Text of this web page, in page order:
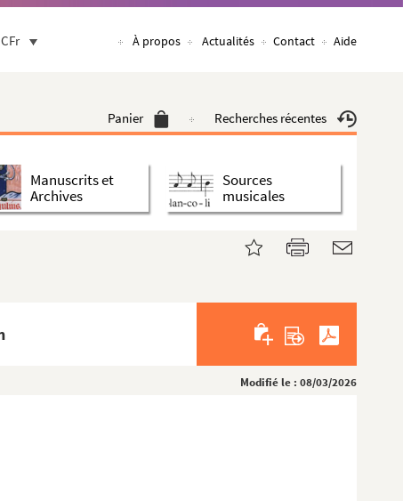
À propos Actualités Contact Aide
Panier Recherches récentes
Manuscrits et
Archives
Sources
musicales
Modifié le : 08/03/2026